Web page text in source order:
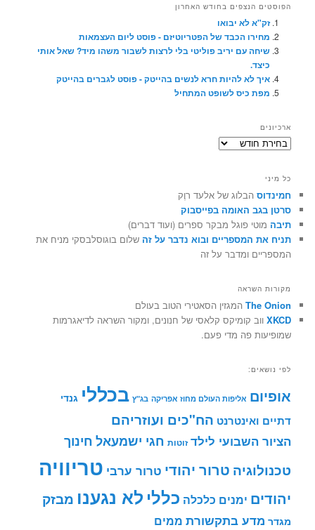
הפוסטים הנצפים בחודש האחרון
זק"א לא יבואו
מחירו הכבד של הפטריוטיזם - פוסט ליום העצמאות
שיחה עם יריב פוליטי בלי לרצות לשבור משהו מיד? שאל אותי
כיצד.
איך לא להיות חרא לנשים בהייטק - פוסט לגברים בהייטק
מפת כיס לשופט המתחיל
ארכיונים
ארכיונים
כל מיני
חמינדוס הבלוג של אלעד רוֶק
סרטן בגב האומה בפייסבוק
תיבה מוטי פוגל מבקר ספרים (ועוד דברים)
תניח את המספריים ובוא נדבר על זה שלום בוגוסלבסקי מניח את
המספריים ומדבר על זה
מקורות השראה
The Onion המגזין הסאטירי הטוב בעולם
XKCD ווב קומיקס קלאסי של חנונים, ומקור השראה לדיאגרמות
שמופיעות פה מדי פעם.
לפי נושאים:
אופיום אליפות העולם מחוז אפריקה בג"ץ בכללי גנדי
דתיים ואינטרנט הח"כים ועוזריהם
הציור השבועי לילד זוטות חגי ישמעאל חינוך
טכנולוגיה טרור יהודי טרור ערבי טריוויה
יהודים ימנים כלכלה כללי לא נגענו מבזק
מגדר מדע בתקשורת ממים